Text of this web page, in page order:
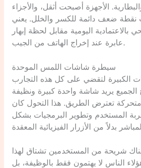
الأجهزة أصبحت أثقل، والأجزاء
نقطة ضعف دائمة للكسر والخلل. يعني
اليومية مقابل لحظة إبهار
عابرة عند إخراج الهاتف من الجيب.
سيطرة شاشات اللمس الموحدة
الكبيرة لتقضي على كل هذه التجارب
الجميع يريد شاشة واحدة كبيرة ونظيفة
تعترض الطريق. هذا التحول كان
المستخدم وتطوير البرمجيات بشكل
شريحة من المستخدمين تشتاق لهذا
الناس لا يهتمون فقط بالوظيفة، بل